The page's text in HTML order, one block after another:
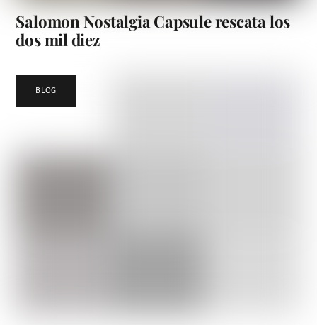
Salomon Nostalgia Capsule rescata los
dos mil diez
BLOG